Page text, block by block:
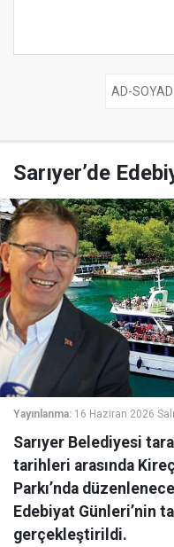
Sarıyer’de
Yayınlanma: 16 Haziran 2026
Sarıyer Belediyesi
tarihleri arasında
Parkı’nda
Edebiyat Günleri’nin
gerçekleştirildi.